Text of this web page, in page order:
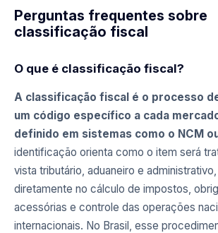
Perguntas frequentes sobre
classificação fiscal
O que é classificação fiscal?
A classificação fiscal é o processo
um código específico a cada
definido em sistemas como o NCM
identificação orienta como o item será
vista tributário, aduaneiro e
diretamente no cálculo de impostos,
acessórias e controle das operações
internacionais. No Brasil, esse